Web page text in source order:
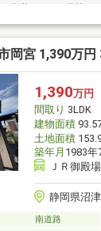
ング上張り、フロ
リーニング、クッ
一部建具交換■富士
門池中■駐車台数は
証付■司法書士は売
㎡ 2階83.70㎡
岡宮 1,390万円
1,390万円
間取り 3LDK
建物面積
土地面積
築年月 1983年
ＪＲ御殿
静岡県沼
南道路